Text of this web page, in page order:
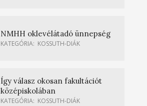
NMHH oklevélátadó ünnepség
KATEGÓRIA: KOSSUTH-DIÁK
Így válasz okosan fakultációt
középiskolában
KATEGÓRIA: KOSSUTH-DIÁK